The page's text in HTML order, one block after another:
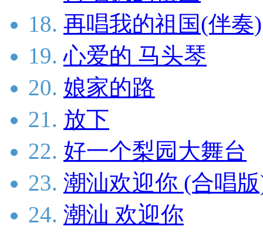
18. 再唱我的祖国(伴奏)
19. 心爱的 马头琴
20. 娘家的路
21. 放下
22. 好一个梨园大舞台
23. 潮汕欢迎你 (合唱
24. 潮汕 欢迎你